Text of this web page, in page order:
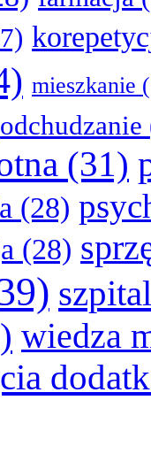
mieszkanie
odchudzanie
(31)
(28)
(28)
szpital
wiedza